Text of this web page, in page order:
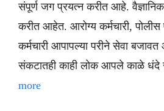
संपूर्ण जग प्रयत्न करीत आहे.
करीत आहेत. आरोग्य कर्मचारी,
कर्मचारी आपापल्या परीने सेवा
संकटातही काही लोक आपले काळे धंदे
more